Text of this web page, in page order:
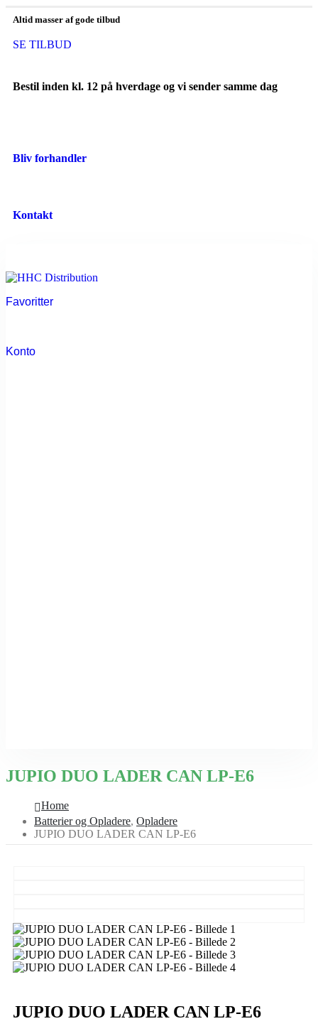
Altid masser af gode tilbud
SE TILBUD
Bestil inden kl. 12 på hverdage og vi sender samme dag
Bliv forhandler
Kontakt
Favoritter
Konto
JUPIO DUO LADER CAN LP-E6
Home
Batterier og Opladere, Opladere
JUPIO DUO LADER CAN LP-E6
JUPIO DUO LADER CAN LP-E6